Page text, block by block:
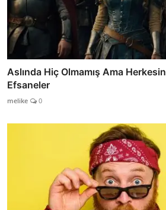
Aslında Hiç Olmamış Ama
Efsaneler
melike 0